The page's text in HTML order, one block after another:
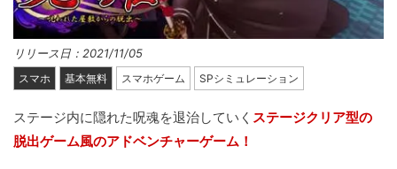
リリース日：2021/11/05
スマホ 基本無料 スマホゲーム SPシミュレーション
ステージ内に隠れた呪魂を退治していく ステージクリア型の
脱出ゲーム風のアドベンチャーゲーム！